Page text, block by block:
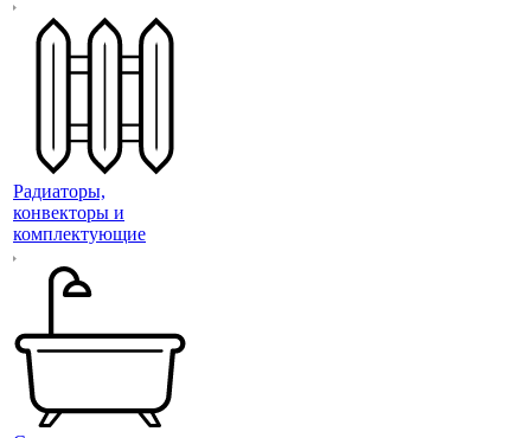
Радиаторы,
конвекторы и
комплектующие